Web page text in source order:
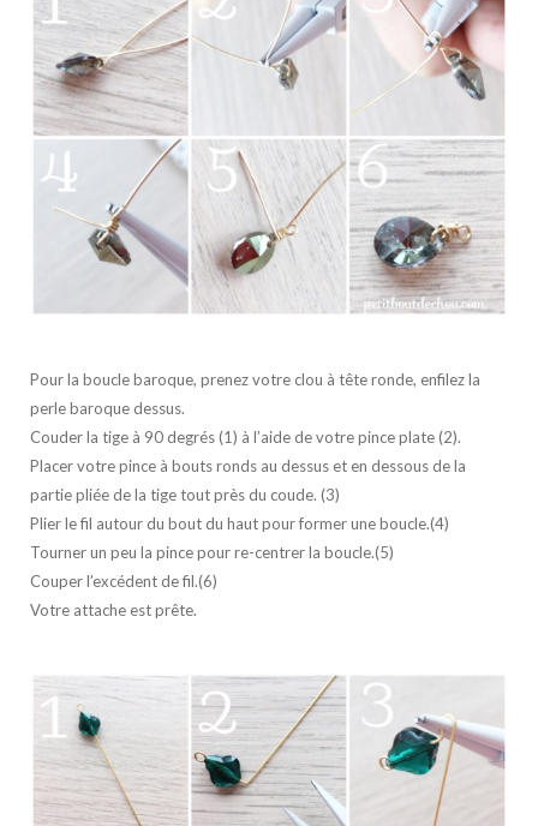
Pour la boucle baroque, prenez votre clou à tête ronde, enfilez la
perle baroque dessus.
Couder la tige à 90 degrés (1) à l’aide de votre pince plate (2).
Placer votre pince à bouts ronds au dessus et en dessous de la
partie pliée de la tige tout près du coude. (3)
Plier le fil autour du bout du haut pour former une boucle.(4)
Tourner un peu la pince pour re-centrer la boucle.(5)
Couper l’excédent de fil.(6)
Votre attache est prête.